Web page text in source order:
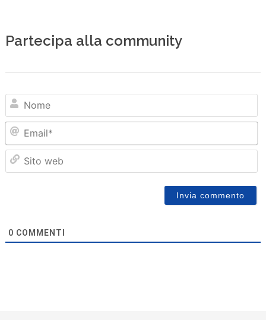
Partecipa alla community
0 COMMENTI